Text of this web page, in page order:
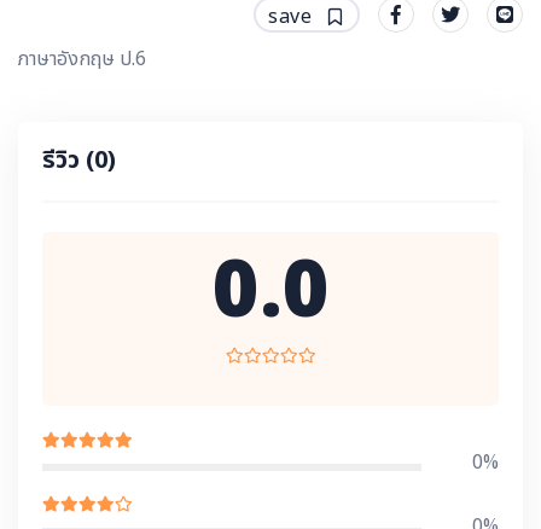
save
ภาษาอังกฤษ ป.6
รีวิว (0)
0.0
0%